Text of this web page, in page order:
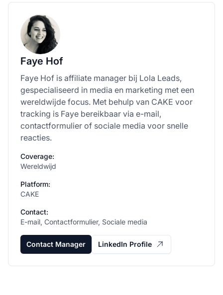
Faye Hof
Faye Hof is affiliate manager bij Lola Leads,
gespecialiseerd in media en marketing met een
wereldwijde focus. Met behulp van CAKE voor
tracking is Faye bereikbaar via e-mail,
contactformulier of sociale media voor snelle
reacties.
Coverage:
Wereldwijd
Platform:
CAKE
Contact:
E-mail, Contactformulier, Sociale media
Contact Manager LinkedIn Profile